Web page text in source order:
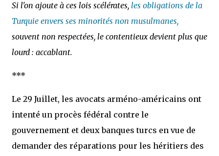
Si l'on ajoute à ces lois scélérates, les obligations de la
Turquie envers ses minorités non musulmanes,
souvent non respectées, le contentieux devient plus que
lourd : accablant.
***
Le 29 Juillet, les avocats arméno-américains ont
intenté un procès fédéral contre le
gouvernement et deux banques turcs en vue de
demander des réparations pour les héritiers des